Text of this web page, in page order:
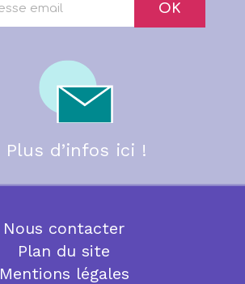
OK
Plus d’infos ici !
Nous contacter
Plan du site
Mentions légales